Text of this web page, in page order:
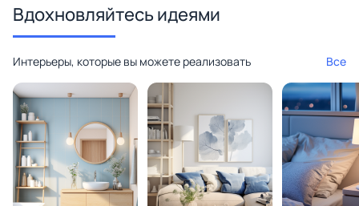
Вдохновляйтесь идеями
Интерьеры, которые вы можете реализовать Все